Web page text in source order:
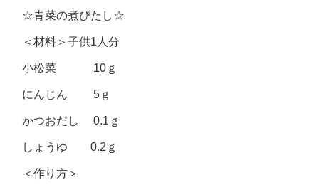
☆青菜の煮びたし☆
＜材料＞子供1人分
小松菜 10ｇ
にんじん 5ｇ
かつおだし 0.1ｇ
しょうゆ 0.2ｇ
＜作り方＞